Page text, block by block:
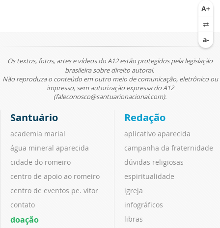
Os textos, fotos, artes e vídeos do A12 estão protegidos pela legislação
brasileira sobre direito autoral.
Não reproduza o conteúdo em outro meio de comunicação, eletrônico ou
impresso, sem autorização expressa do A12
(faleconosco@santuarionacional.com).
Santuário
academia marial
água mineral aparecida
cidade do romeiro
centro de apoio ao romeiro
centro de eventos pe. vitor
contato
doação
Redação
aplicativo aparecida
campanha da fraternidade
dúvidas religiosas
espiritualidade
igreja
infográficos
libras